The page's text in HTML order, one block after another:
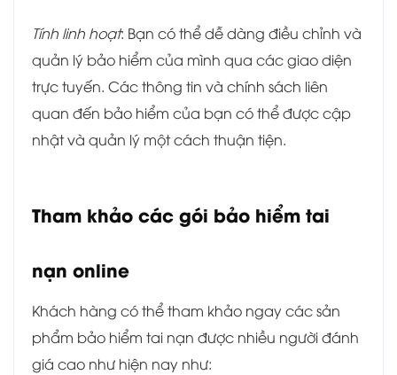
Tính linh hoạt: Bạn có thể dễ dàng điều chỉnh và
quản lý bảo hiểm của mình qua các giao diện
trực tuyến. Các thông tin và chính sách liên
quan đến bảo hiểm của bạn có thể được cập
nhật và quản lý một cách thuận tiện.
Tham khảo các gói bảo hiểm tai
nạn online
Khách hàng có thể tham khảo ngay các sản
phẩm bảo hiểm tai nạn được nhiều người đánh
giá cao như hiện nay như: